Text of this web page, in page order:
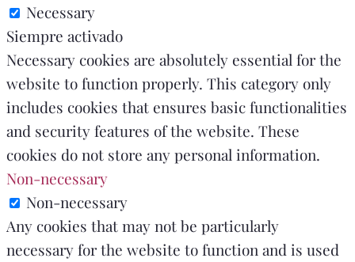
Necessary
Siempre activado
Necessary cookies are absolutely essential for the
website to function properly. This category only
includes cookies that ensures basic functionalities
and security features of the website. These
cookies do not store any personal information.
Non-necessary
Non-necessary
Any cookies that may not be particularly
necessary for the website to function and is used